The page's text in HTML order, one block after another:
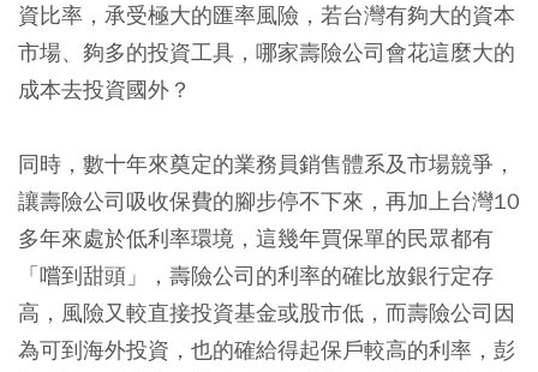
資比率，承受極大的匯率風險，若台灣有夠大的資本
市場、夠多的投資工具，哪家壽險公司會花這麼大的
成本去投資國外？
同時，數十年來奠定的業務員銷售體系及市場競爭，
讓壽險公司吸收保費的腳步停不下來，再加上台灣10
多年來處於低利率環境，這幾年買保單的民眾都有
「嚐到甜頭」，壽險公司的利率的確比放銀行定存
高，風險又較直接投資基金或股市低，而壽險公司因
為可到海外投資，也的確給得起保戶較高的利率，彭